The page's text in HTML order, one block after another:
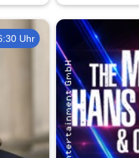
Uhr